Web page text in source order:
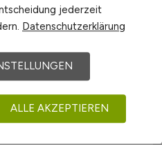
(Lead-to-
GmbH
jederzeit
Datenschutzerklärung
ALLE AKZEPTIEREN